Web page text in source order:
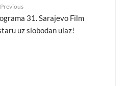
Previous
31. Sarajevo Film
uz slobodan ulaz!